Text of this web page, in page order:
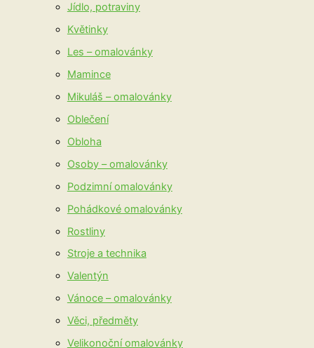
Jídlo, potraviny
Květinky
Les – omalovánky
Mamince
Mikuláš – omalovánky
Oblečení
Obloha
Osoby – omalovánky
Podzimní omalovánky
Pohádkové omalovánky
Rostliny
Stroje a technika
Valentýn
Vánoce – omalovánky
Věci, předměty
Velikonoční omalovánky